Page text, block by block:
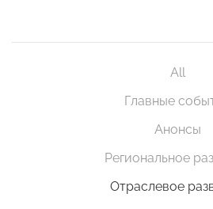
All
Главные
Анонсы
Региональное
Отраслевое